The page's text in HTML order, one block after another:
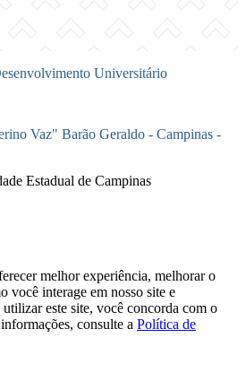
Universitário
Vaz" Barão Geraldo - Campinas -
Estadual de Campinas
melhor experiência, melhorar o
você interage em nosso site e
este site, você concorda com o
consulte a Política de